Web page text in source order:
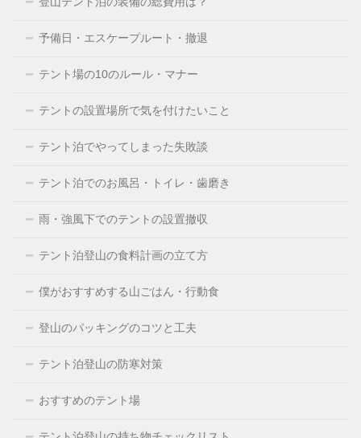
予備日・エスケープルート・撤退
テント場の10のルール・マナー
テントの設置場所で気を付けたいこと
テント泊でやってしまった失敗談
テント泊でのお風呂・トイレ・歯磨き
雨・強風下でのテントの設置撤収
テント泊登山の食料計画の立て方
僕がおすすめする山ごはん・行動食
登山のパッキングのコツと工夫
テント泊登山の防寒対策
おすすめのテント場